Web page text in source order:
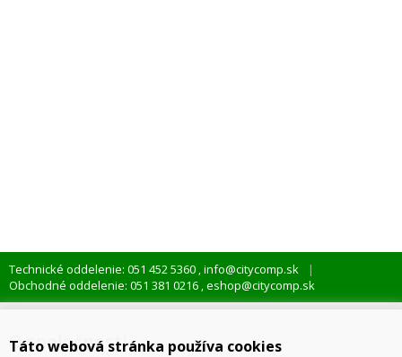
Technické oddelenie: 051 452 5360 ,info@citycomp.sk
Obchodné oddelenie: 051 381 0216 ,eshop@citycomp.sk
O spoločnosti
Táto webová stránka používa cookies